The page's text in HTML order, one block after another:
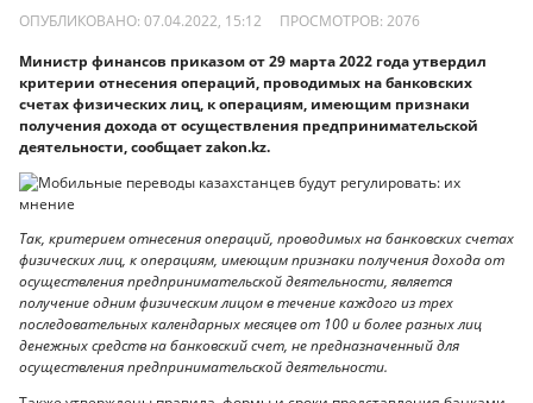
ОПУБЛИКОВАНО: 07.04.2022, 15:12 ПРОСМОТРОВ: 2076
Министр финансов приказом от 29 марта 2022 года утвердил
критерии отнесения операций, проводимых на банковских
счетах физических лиц, к операциям, имеющим признаки
получения дохода от осуществления предпринимательской
деятельности, сообщает zakon.kz.
Так, критерием отнесения операций, проводимых на банковских счетах
физических лиц, к операциям, имеющим признаки получения дохода от
осуществления предпринимательской деятельности, является
получение одним физическим лицом в течение каждого из трех
последовательных календарных месяцев от 100 и более разных лиц
денежных средств на банковский счет, не предназначенный для
осуществления предпринимательской деятельности.